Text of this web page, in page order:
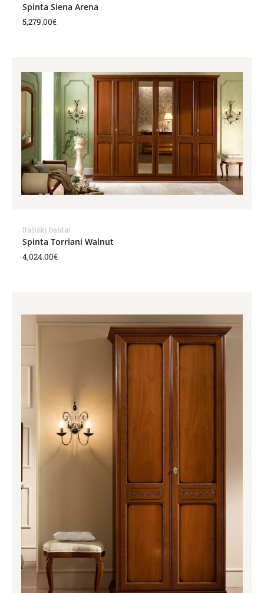
Spinta Siena Arena
5,279.00€
Itališki baldai
Spinta Torriani Walnut
4,024.00€